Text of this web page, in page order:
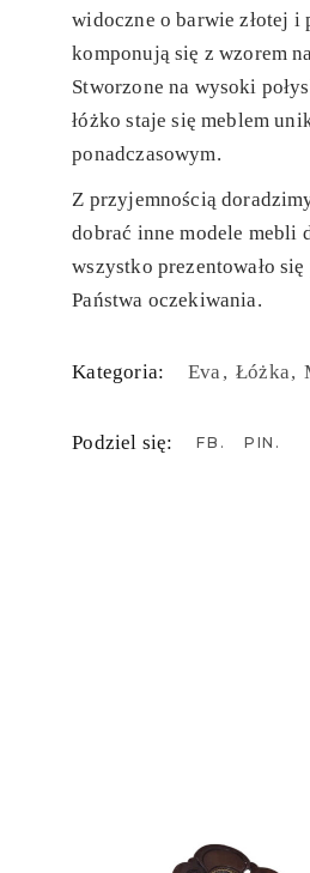
widoczne o barwie złotej i
komponują się z wzorem
Stworzone na wysoki
łóżko staje się meblem
ponadczasowym.
Z przyjemnością
dobrać inne modele mebli
wszystko prezentowało
Państwa oczekiwania.
Kategoria: Eva Łóżka
Podziel się: FB PIN